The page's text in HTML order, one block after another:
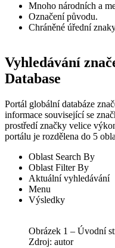
Mnoho národních a
Označení původu.
Chráněné úřední
Vyhledávání
Database
Portál globální databáze
informace související se
prostředí značky velice
portálu je rozdělena do 5
Oblast Search By
Oblast Filter By
Aktuální vyhledávání
Menu
Výsledky
Obrázek 1 – Úvodní
Zdroj: autor